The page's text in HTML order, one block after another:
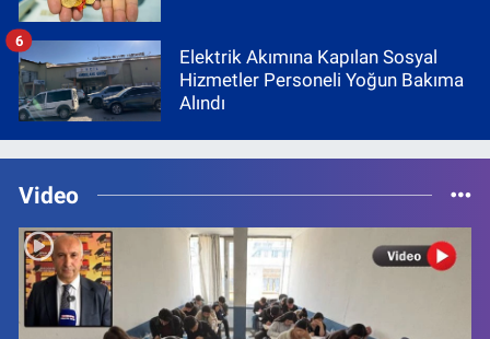
Elektrik Akımına Kapılan Sosyal
Hizmetler Personeli Yoğun Bakıma
Alındı
6
Video